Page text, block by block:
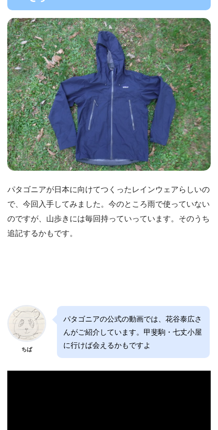
パタゴニアが日本に向けてつくったレインウェアらしいの
で、今回入手してみました。今のところ雨で使っていない
のですが、山歩きには毎回持っていっています。そのうち
追記するかもです。
ちば
パタゴニアの公式の動画では、花谷泰広さ
んがご紹介しています。甲斐駒・七丈小屋
に行けば会えるかもですよ